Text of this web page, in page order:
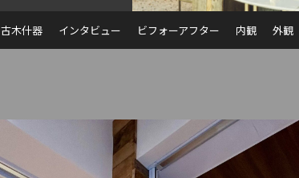
古木什器 インタビュー ビフォーアフター 内観 外観